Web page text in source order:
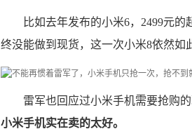
比如去年发布的小米6，2499元
终没能做到现货，这一次小米8依然如
雷军也回应过小米手机需要抢购的
小米手机实在卖的太好。